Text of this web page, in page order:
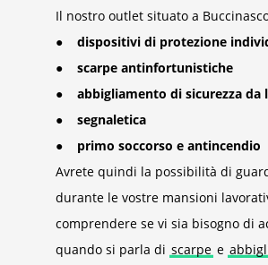
Il nostro outlet situato a
● dispositivi di protezione
● scarpe antinfortunistiche
● abbigliamento di sicurezza da
● segnaletica
● primo soccorso e antincendio
Avrete quindi la possibilità di
durante le vostre mansioni
comprendere se vi sia bisogno di
quando si parla di scarpe e